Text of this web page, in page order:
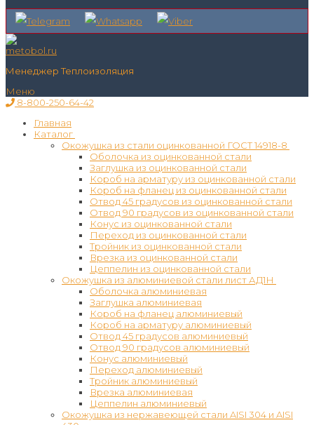
Менеджер Теплоизоляция
Меню
8-800-250-64-42
Главная
Каталог
Окожушка из стали оцинкованной ГОСТ 14918-8
Оболочка из оцинкованной стали
Заглушка из оцинкованной стали
Короб на арматуру из оцинкованной стали
Короб на фланец из оцинкованной стали
Отвод 45 градусов из оцинкованной стали
Отвод 90 градусов из оцинкованной стали
Конус из оцинкованной стали
Переход из оцинкованной стали
Тройник из оцинкованной стали
Врезка из оцинкованной стали
Цеппелин из оцинкованной стали
Окожушка из алюминиевой стали лист АД1Н
Оболочка алюминиевая
Заглушка алюминиевая
Короб на фланец алюминиевый
Короб на арматуру алюминиевый
Отвод 45 градусов алюминиевый
Отвод 90 градусов алюминиевый
Конус алюминиевый
Переход алюминиевый
Тройник алюминиевый
Врезка алюминиевая
Цеппелин алюминиевый
Окожушка из нержавеющей стали AISI 304 и AISI